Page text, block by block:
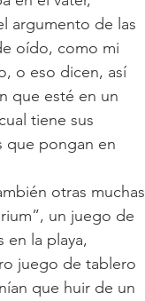
argumento de las
oído, como mi
o eso dicen, así
que esté en un
tiene sus
que pongan en
otras muchas
un juego de
en la playa,
juego de tablero
que huir de un